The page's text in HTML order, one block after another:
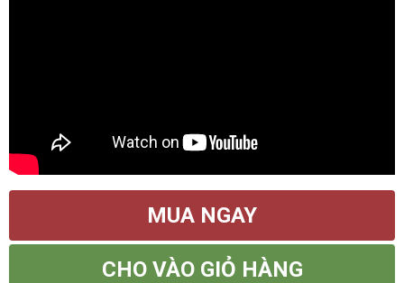
MUA NGAY
CHO VÀO GIỎ HÀNG